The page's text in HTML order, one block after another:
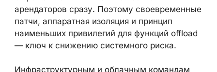
арендаторов сразу. Поэтому своевременные
патчи, аппаратная изоляция и принцип
наименьших привилегий для функций offload
— ключ к снижению системного риска.
Инфраструктурным и облачным командам